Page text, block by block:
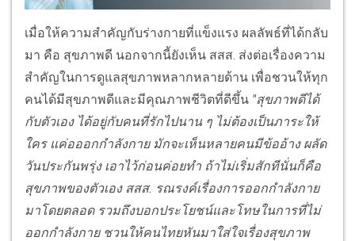
เมื่อให้ความสำคัญกับร่างกายที่แข็งแรง ผลลัพธ์ที่ได้กลับ
มา คือ สุขภาพดี นอกจากนี้ยังเห็น สสส. ส่งต่อเรื่องความ
สำคัญในการดูแลสุขภาพหลากหลายด้าน เพื่อชวนให้ทุก
คนได้มีสุขภาพดีและมีคุณภาพชีวิตที่ดีขึ้น "สุขภาพดีได้
กับตัวเอง ได้อยู่กับคนที่รักไปนาน ๆ ไม่ต้องเป็นภาระให้
ใคร แค่อออกกำลังกาย มักจะเห็นหลายคนมีข้ออ้าง ผลัด
วันประกันพรุ่ง เอาไว้ก่อนค่อยทำ ถ้าไม่เริ่มสักทีนั่นก็คือ
สุขภาพของตัวเอง สสส. รณรงค์เรื่องการออกกำลังกาย
มาโดยตลอด รวมถึงบอกประโยชน์และโทษในการที่ไม่
ออกกำลังกาย ชวนให้คนไทยหันมาใส่ใจเรื่องสุขภาพ